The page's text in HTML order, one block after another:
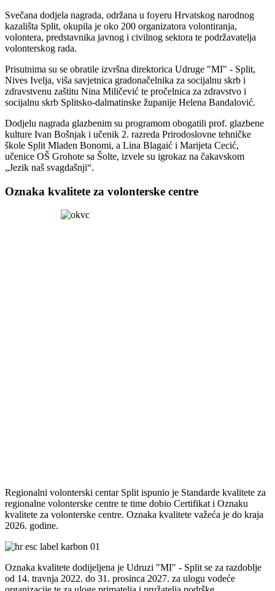
Svečana dodjela nagrada, održana u foyeru Hrvatskog narodnog
kazališta Split, okupila je oko 200 organizatora volontiranja,
volontera, predstavnika javnog i civilnog sektora te podržavatelja
volonterskog rada.
Prisutnima su se obratile izvršna direktorica Udruge "MI" - Split,
Nives Ivelja, viša savjetnica gradonačelnika za socijalnu skrb i
zdravstvenu zaštitu Nina Miličević te pročelnica za zdravstvo i
socijalnu skrb Splitsko-dalmatinske županije Helena Bandalović.
Dodjelu nagrada glazbenim su programom obogatili prof. glazbene
kulture Ivan Bošnjak i učenik 2. razreda Prirodoslovne tehničke
škole Split Mladen Bonomi, a Lina Blagaić i Marijeta Cecić,
učenice OŠ Grohote sa Šolte, izvele su igrokaz na čakavskom
„Jezik naš svagdašnji“.
Oznaka kvalitete za volonterske centre
Regionalni volonterski centar Split ispunio je Standarde kvalitete za
regionalne volonterske centre te time dobio Certifikat i Oznaku
kvalitete za volonterske centre. Oznaka kvalitete važeća je do kraja
2026. godine.
Oznaka kvalitete dodijeljena je Udruzi "MI" - Split se za razdoblje
od 14. travnja 2022. do 31. prosinca 2027. za ulogu vodeće